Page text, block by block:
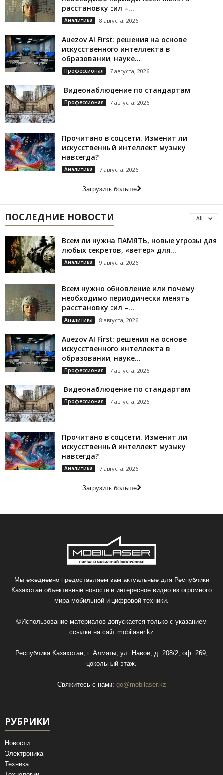
расстановку сил –...
Аналитика 8 августа, 2026
Auezov AI First: решения на основе
искусственного интеллекта в
образовании, науке...
Профессионал 7 августа, 2026
Видеонаблюдение по стандартам
Профессионал 7 августа, 2026
Прочитано в соцсети. Изменит ли
искусственный интеллект музыку
навсегда?
Аналитика 7 августа, 2026
Загрузить больше
ПОСЛЕДНИЕ НОВОСТИ All
Всем ли нужна ПАМЯТЬ, новые угрозы для
любых секретов, «ветер» для...
Аналитика 9 августа, 2026
Всем нужно обновление или почему
необходимо периодически менять
расстановку сил –...
Аналитика 8 августа, 2026
Auezov AI First: решения на основе
искусственного интеллекта в
образовании, науке...
Профессионал 7 августа, 2026
Видеонаблюдение по стандартам
Профессионал 7 августа, 2026
Прочитано в соцсети. Изменит ли
искусственный интеллект музыку
навсегда?
Аналитика 7 августа, 2026
Загрузить больше
Мы ежедневно предоставляем вам актуальные для Республики
Казахстан объективные новости и интересное видео из огромного
мира мобильной и цифровой техники.
©Использование материалов допускается только с указанием
ссылки на сайт mobilaser.kz
Республика Казахстан, г. Алматы, ул. Навои, д. 208/2, оф. 269,
цокольный этаж.
Свяжитесь с нами: go@mobilaser.kz
РУБРИКИ
Новости
Электроника
Техника